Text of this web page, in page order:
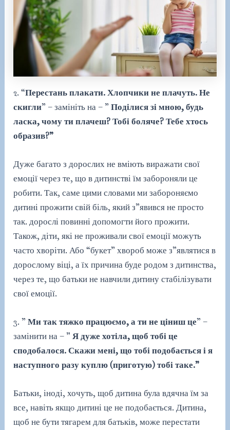
2. “Перестань плакати. Хлопчики не плачуть. Не
скигли” – замініть на – ”Поділися зі мною, будь
ласка, чому ти плачеш? Тобі боляче? Тебе хтось
образив?”
Дуже багато з дорослих не вміють виражати свої
емоції через те, що в дитинстві їм забороняли це
робити. Так, саме цими словами ми забороняємо
дитині прожити свій біль, який з”явився не просто
так. дорослі повинні допомогти його прожити.
Також, діти, які не проживали свої емоції можуть
часто хворіти. Або “букет” хвороб може з”являтися в
дорослому віці, а їх причина буде родом з дитинства,
через те, що батьки не навчили дитину стабілізувати
свої емоції.
3. ”Ми так тяжко працюємо, а ти не ціниш це” –
замінити на – ”Я дуже хотіла, щоб тобі це
сподобалося. Скажи мені, що тобі подобається і я
наступного разу куплю (приготую) тобі таке.”
Батьки, іноді, хочуть, щоб дитина була вдячна їм за
все, навіть якщо дитині це не подобається. Дитина,
щоб не бути тягарем для батьків, може перестати